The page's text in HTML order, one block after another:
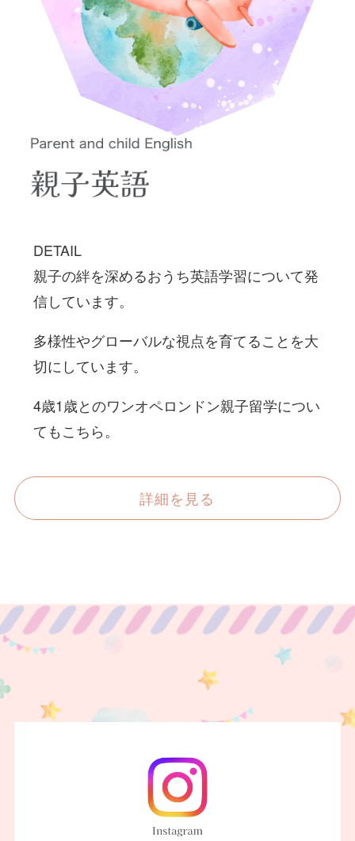
DETAIL
親子の絆を深めるおうち英語学習について発
信しています。
多様性やグローバルな視点を育てることを大
切にしています。
4歳1歳とのワンオペロンドン親子留学につい
てもこちら。
詳細を見る